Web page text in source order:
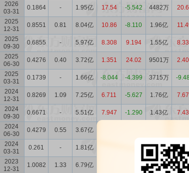
2026
03-31
0.1864 - 1.95亿 17.54 -5.542 4482万
2025
12-31
0.8551 0.81 8.04亿 10.86 -8.110 1.96亿
2025
09-30
0.6855 - 5.97亿 8.308 9.194 1.55亿
2025
06-30
0.4276 0.40 3.72亿 1.351 24.02 9501万
2025
03-31
0.1739 - 1.66亿 -8.044 -4.399 3715万 -
2024
12-31
0.8269 1.09 7.25亿 6.711 -5.627 1.76亿
2024
09-30
0.6671 - 5.51亿 7.947 -1.290 1.43亿
2024
06-30
0.4279 0.55 3.67亿
2024
03-31
0.261 - 1.81亿 4104万 30.36
2023
12-31
1.0082 1.33 6.79亿 -6.666 1.64亿